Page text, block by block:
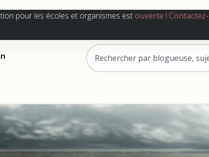
pour les écoles et organismes estouverte !